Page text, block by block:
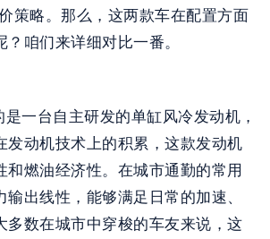
策略。那么，这两款车在配置方面
咱们来详细对比一番。
一台自主研发的单缸风冷发动机，
发动机技术上的积累，这款发动机
和燃油经济性。在城市通勤的常用
出线性，能够满足日常的加速、
多数在城市中穿梭的车友来说，这